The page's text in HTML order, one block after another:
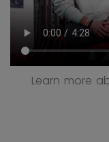
Learn more